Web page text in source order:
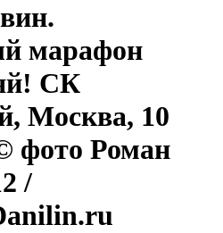
марафон
СК
Москва, 10
фото Роман
/